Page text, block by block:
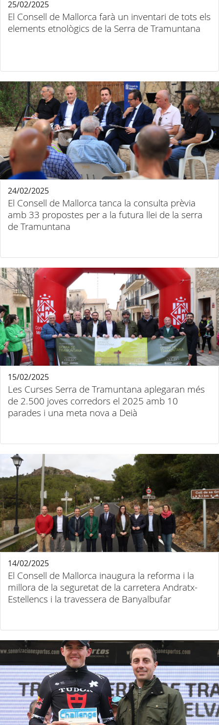
El Consell de Mallorca farà un inventari de tots els
elements etnològics de la Serra de Tramuntana
25/02/2025
El Consell de Mallorca tanca la consulta prèvia
amb 33 propostes per a la futura llei de la serra
de Tramuntana
24/02/2025
Les Curses Serra de Tramuntana aplegaran més
de 2.500 joves corredors el 2025 amb 10
parades i una meta nova a Deià
15/02/2025
El Consell de Mallorca inaugura la reforma i la
millora de la seguretat de la carretera Andratx-
Estellencs i la travessera de Banyalbufar
14/02/2025